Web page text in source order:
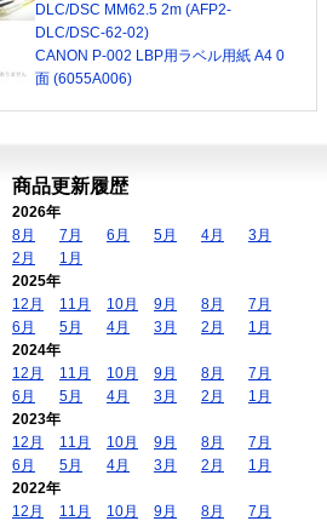
DLC/DSC MM62.5 2m (AFP2-
DLC/DSC-62-02)
CANON P-002 LBP用ラベル用紙 A4 0
面 (6055A006)
商品更新履歴
2026年
8月
7月 6月 5月 4月
3月
2月
1月
2025年
12月
11月 10月 9月 8月
7月
6月
5月 4月 3月 2月
1月
2024年
12月
11月 10月 9月 8月
7月
6月
5月 4月 3月 2月
1月
2023年
12月
11月 10月 9月 8月
7月
6月
5月 4月 3月 2月
1月
2022年
12月
11月 10月 9月 8月
7月